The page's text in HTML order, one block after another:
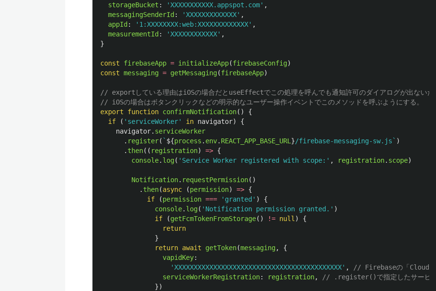
storageBucket : ' XXXXXXXXXXX.appspot.com' ,
messagingSenderId : ' XXXXXXXXXXXXX' ,
appId : ' 1:XXXXXXXX:web:XXXXXXXXXXXXX' ,
measurementId : ' XXXXXXXXXXXX' ,
}
const firebaseApp = initializeApp(firebaseConfig)
const messaging = getMessaging(firebaseApp)
// exportしている理由はiOSの場合だとuseEffectでこの処理を呼んでも通知許可のダイアログが出ないた
// iOSの場合はボタンクリックなどの明示的なユーザー操作イベントでこのメソッドを呼ぶようにする。
export
function confirmNotification()
{
if
( ' serviceWorker' in navigator)
{
navigator. serviceWorker
. register( ` ${process . env. REACT_APP_BASE_URL }/firebase-messaging-sw.js` )
. then(( registration) => {
console. log( ' Service Worker registered with scope: ' , registration. scope)
Notification. requestPermission()
. then(async (permission) => {
if
(permission === ' granted ' )
{
console. log( ' Notification permission granted. ' )
if
(getFcmTokenFromStorage() != null )
{
return
}
return await getToken(messaging,
{
vapidKey:
' XXXXXXXXXXXXXXXXXXXXXXXXXXXXXXXXXXXXXXXXXXX' ,
// Firebaseの「Cloud
serviceWorkerRegistration: registration,
// .register()で指定したサービス
})